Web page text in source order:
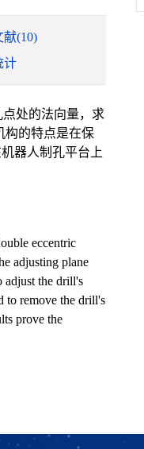
献(10)
计
处的法向量，求
构的特点是在保
器人制孔平台上
eccentric
adjusting plane
adjust the drill's
to remove the drill's
prove the